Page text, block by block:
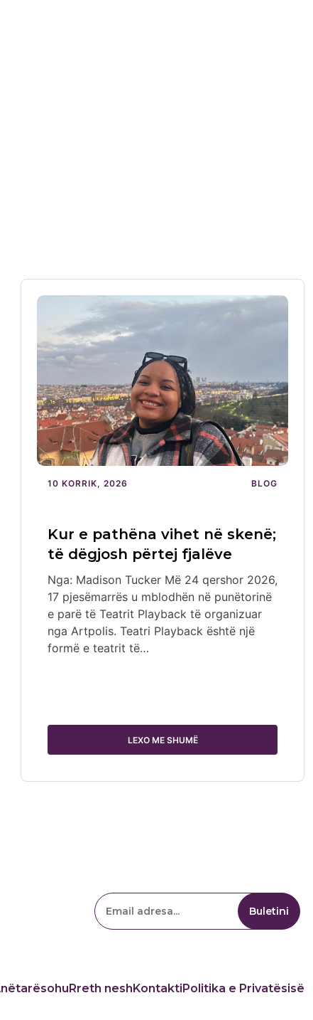
10 KORRIK, 2026 BLOG
Kur e pathëna vihet në skenë;
të dëgjosh përtej fjalëve
Nga: Madison Tucker Më 24 qershor 2026,
17 pjesëmarrës u mblodhën në punëtorinë
e parë të Teatrit Playback të organizuar
nga Artpolis. Teatri Playback është një
formë e teatrit të…
LEXO ME SHUMË
Rreth neshKontaktiPolitika e Privatësisë